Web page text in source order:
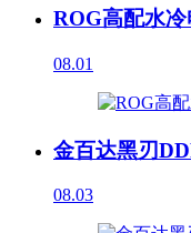
ROG高配水
08.01
金百达黑刃
08.03